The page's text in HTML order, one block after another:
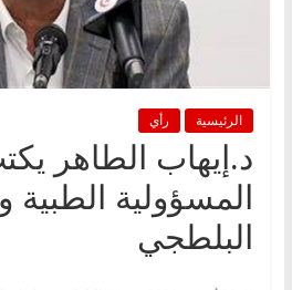
الرئيسية رأي
د.إيهاب الطاهر
المسؤولية الطبية
البلطجي